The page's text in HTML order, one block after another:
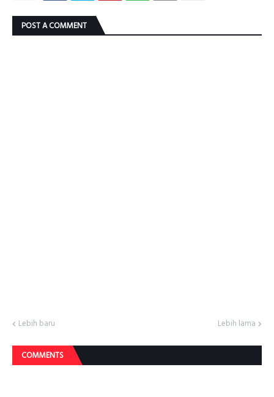
POST A COMMENT
Lebih baru Lebih lama
COMMENTS